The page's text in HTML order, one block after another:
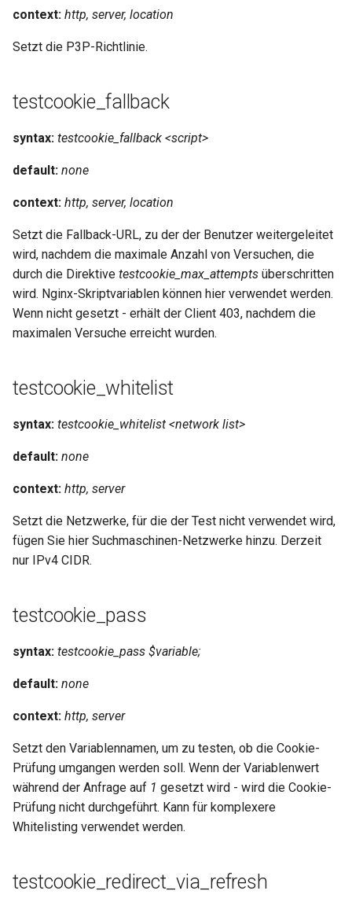
string
t1k
template
test
timer
tlc
tsort
upload
upstream-healthcheck
validation
waf
weauth
websocket
woothee
worker-events
context: http, server, location
Setzt die P3P-Richtlinie.
testcookie_fallback
syntax: testcookie_fallback <script>
default: none
context: http, server, location
Setzt die Fallback-URL, zu der der Benutzer weitergeleitet
wird, nachdem die maximale Anzahl von Versuchen, die
durch die Direktive testcookie_max_attempts überschritten
wird. Nginx-Skriptvariablen können hier verwendet werden.
Wenn nicht gesetzt - erhält der Client 403, nachdem die
maximalen Versuche erreicht wurden.
testcookie_whitelist
syntax: testcookie_whitelist <network list>
default: none
context: http, server
Setzt die Netzwerke, für die der Test nicht verwendet wird,
fügen Sie hier Suchmaschinen-Netzwerke hinzu. Derzeit
nur IPv4 CIDR.
testcookie_pass
syntax: testcookie_pass $variable;
default: none
context: http, server
Setzt den Variablennamen, um zu testen, ob die Cookie-
Prüfung umgangen werden soll. Wenn der Variablenwert
während der Anfrage auf 1 gesetzt wird - wird die Cookie-
Prüfung nicht durchgeführt. Kann für komplexere
Whitelisting verwendet werden.
testcookie_redirect_via_refresh